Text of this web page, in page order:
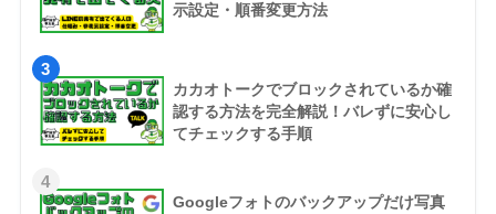
示設定・順番変更方法
3
カカオトークでブロックされているか確
認する方法を完全解説！バレずに安心し
てチェックする手順
4
Googleフォトのバックアップだけ写真